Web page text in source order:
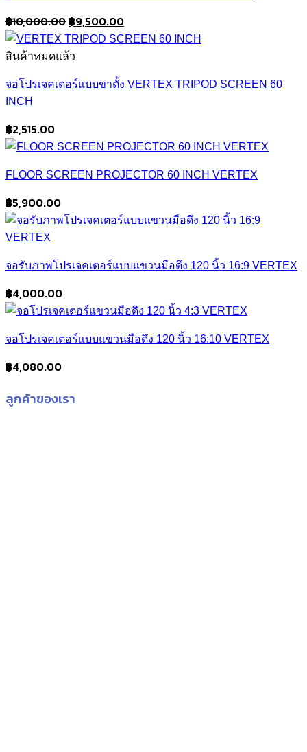
฿10,000.00 Original
price
was:
฿10,000.00.
฿9,500.00Current
price
สินค้าหมดแล้ว
จอโปรเจคเตอร์แบบขาตั้ง VERTEX TRIPOD SCREEN 60
INCH
฿2,515.00
FLOOR SCREEN PROJECTOR 60 INCH VERTEX
฿5,900.00
จอรับภาพโปรเจคเตอร์แบบแขวนมือดึง 120 นิ้ว 16:9 VERTEX
฿4,000.00
จอโปรเจคเตอร์แบบแขวนมือดึง 120 นิ้ว 16:10 VERTEX
฿4,080.00
ลูกค้าของเรา